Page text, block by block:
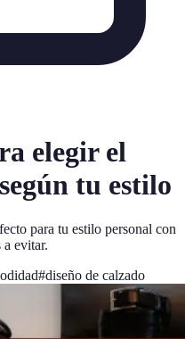
elegir el
tu estilo
para tu estilo personal con
a evitar.
#diseño de calzado